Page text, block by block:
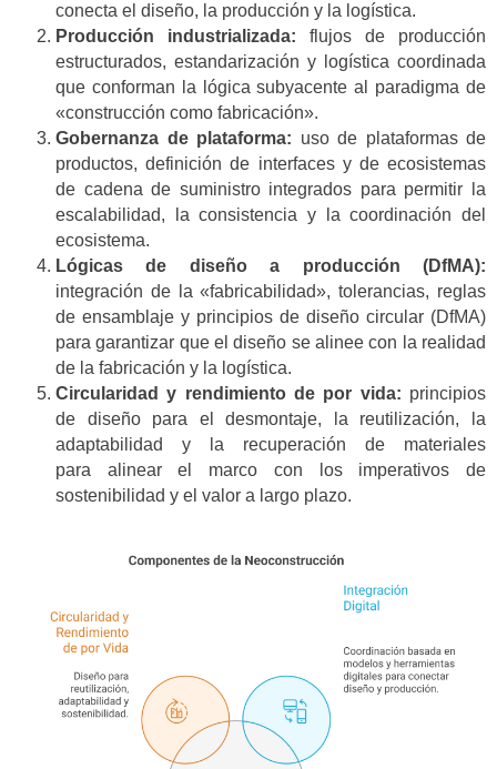
conecta el diseño, la producción y la logística.
Producción industrializada: flujos de producción
estructurados, estandarización y logística coordinada
que conforman la lógica subyacente al paradigma de
«construcción como fabricación».
Gobernanza de plataforma: uso de plataformas de
productos, definición de interfaces y de ecosistemas
de cadena de suministro integrados para permitir la
escalabilidad, la consistencia y la coordinación del
ecosistema.
Lógicas de diseño a producción (DfMA):
integración de la «fabricabilidad», tolerancias, reglas
de ensamblaje y principios de diseño circular (DfMA)
para garantizar que el diseño se alinee con la realidad
de la fabricación y la logística.
Circularidad y rendimiento de por vida: principios
de diseño para el desmontaje, la reutilización, la
adaptabilidad y la recuperación de materiales
para alinear el marco con los imperativos de
sostenibilidad y el valor a largo plazo.